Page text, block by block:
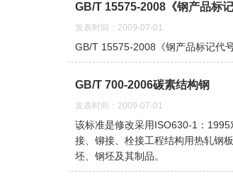
GB/T 15575-2008《钢产品标记
发表时间：2009-07-01
GB/T 15575-2008《钢产品标记代号
GB/T 700-2006碳素结构钢
发表时间：2009-07-01
该标准是修改采用ISO630-1：
接、铆接、栓接工程结构用热轧钢
坯、钢坯及其制品。